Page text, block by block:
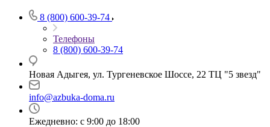
8 (800) 600-39-74
Телефоны
8 (800) 600-39-74
Новая Адыгея, ул. Тургеневское Шоссе, 22 ТЦ "5 звезд"
info@azbuka-doma.ru
Ежедневно: с 9:00 до 18:00